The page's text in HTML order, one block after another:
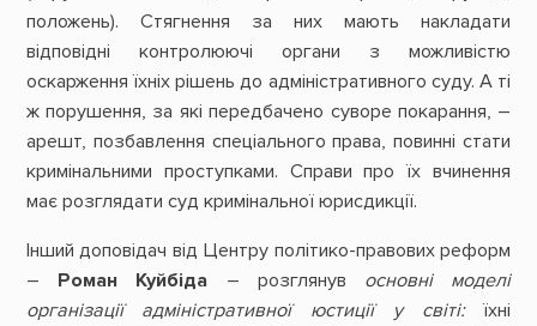
положень). Стягнення за них мають накладати
відповідні контролюючі органи з можливістю
оскарження їхніх рішень до адміністративного суду. А ті
ж порушення, за які передбачено суворе покарання, –
арешт, позбавлення спеціального права, повинні стати
кримінальними проступками. Справи про їх вчинення
має розглядати суд кримінальної юрисдикції.
Інший доповідач від Центру політико-правових реформ
– Роман Куйбіда – розглянув основні моделі
організації адміністративної юстиції у світі:їхні